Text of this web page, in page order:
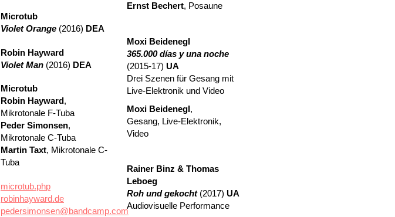
Microtub
Violet Orange (2016) DEA
Robin Hayward
Violet Man (2016) DEA
Microtub
Robin Hayward,
Mikrotonale F-Tuba
Peder Simonsen,
Mikrotonale C-Tuba
Martin Taxt, Mikrotonale C-
Tuba
microtub.php
robinhayward.de
pedersimonsen@bandcamp.com
Ernst Bechert, Posaune
Moxi Beidenegl
365.000 días y una noche
(2015-17) UA
Drei Szenen für Gesang mit
Live-Elektronik und Video
Moxi Beidenegl,
Gesang, Live-Elektronik,
Video
Rainer Binz & Thomas
Leboeg
Roh und gekocht(2017) UA
Audiovisuelle Performance